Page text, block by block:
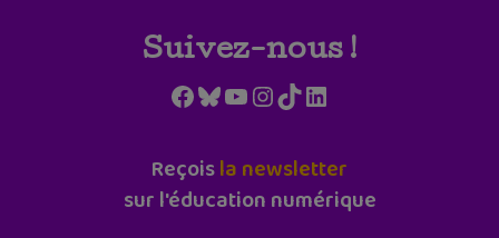
Suivez-nous !
Facebook
Bluesky
YouTube
Instagram
TikTokLinkedIn
Reçoisla newsletter
sur l'éducation numérique